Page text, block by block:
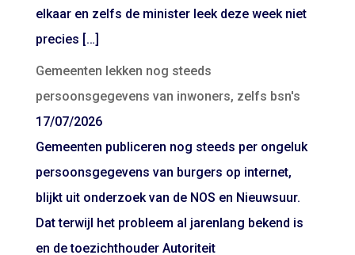
elkaar en zelfs de minister leek deze week niet
precies […]
Gemeenten lekken nog steeds
persoonsgegevens van inwoners, zelfs bsn's
17/07/2026
Gemeenten publiceren nog steeds per ongeluk
persoonsgegevens van burgers op internet,
blijkt uit onderzoek van de NOS en Nieuwsuur.
Dat terwijl het probleem al jarenlang bekend is
en de toezichthouder Autoriteit